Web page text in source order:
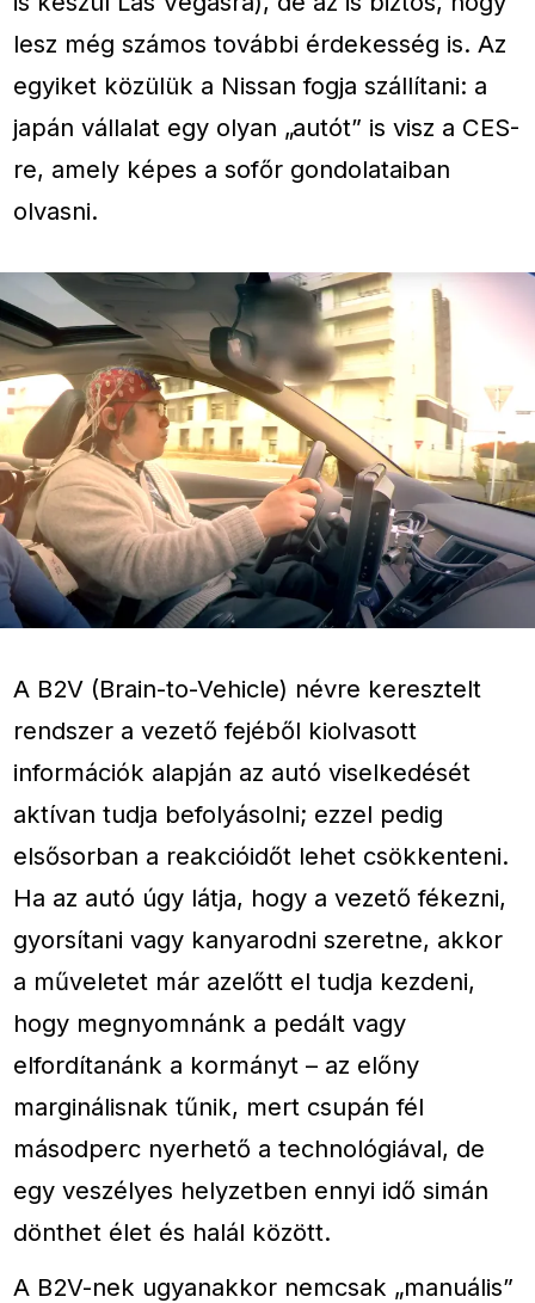
lesz még számos további érdekesség is. Az
egyiket közülük a Nissan fogja szállítani: a
japán vállalat egy olyan „autót” is visz a CES-
re, amely képes a sofőr gondolataiban
olvasni.
A B2V (Brain-to-Vehicle) névre keresztelt
rendszer a vezető fejéből kiolvasott
információk alapján az autó viselkedését
aktívan tudja befolyásolni; ezzel pedig
elsősorban a reakcióidőt lehet csökkenteni.
Ha az autó úgy látja, hogy a vezető fékezni,
gyorsítani vagy kanyarodni szeretne, akkor
a műveletet már azelőtt el tudja kezdeni,
hogy megnyomnánk a pedált vagy
elfordítanánk a kormányt – az előny
marginálisnak tűnik, mert csupán fél
másodperc nyerhető a technológiával, de
egy veszélyes helyzetben ennyi idő simán
dönthet élet és halál között.
A B2V-nek ugyanakkor nemcsak „manuális”